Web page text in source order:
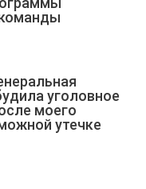
уголовное
моего
утечке